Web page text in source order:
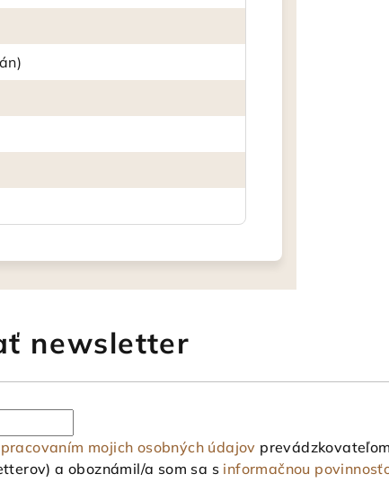
newsletter
mojich osobných údajov
a oboznámil/a som sa s informačnou